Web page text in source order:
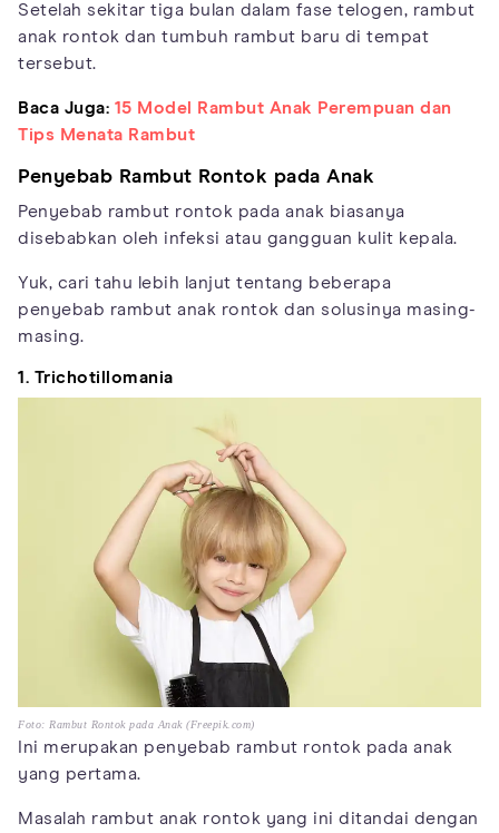
Setelah sekitar tiga bulan dalam fase telogen, rambut
anak rontok dan tumbuh rambut baru di tempat
tersebut.
Baca Juga: 15 Model Rambut Anak Perempuan dan
Tips Menata Rambut
Penyebab Rambut Rontok pada Anak
Penyebab rambut rontok pada anak biasanya
disebabkan oleh infeksi atau gangguan kulit kepala.
Yuk, cari tahu lebih lanjut tentang beberapa
penyebab rambut anak rontok dan solusinya masing-
masing.
1. Trichotillomania
Foto: Rambut Rontok pada Anak (Freepik.com)
Ini merupakan penyebab rambut rontok pada anak
yang pertama.
Masalah rambut anak rontok yang ini ditandai dengan